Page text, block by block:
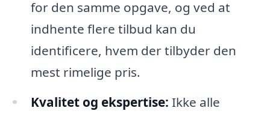
for den samme opgave, og ved at
indhente flere tilbud kan du
identificere, hvem der tilbyder den
mest rimelige pris.
Kvalitet og ekspertise: Ikke alle